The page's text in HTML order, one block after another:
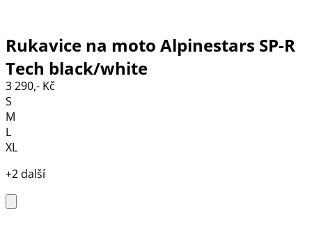
Rukavice na moto Alpinestars SP-R
Tech black/white
3 290,- Kč
S
M
L
XL
+2 další